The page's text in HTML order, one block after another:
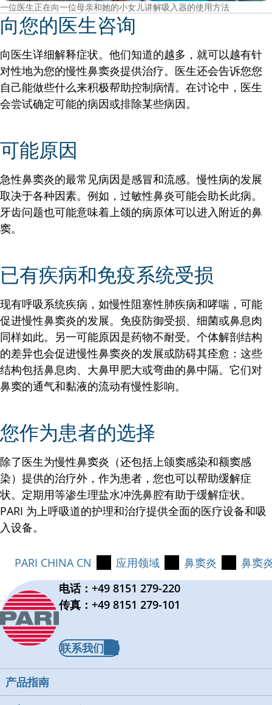
一位医生正在向一位母亲和她的小女儿讲解吸入器的使用方法
向您的医生咨询
向医生详细解释症状。他们知道的越多，就可以越有针
对性地为您的慢性鼻窦炎提供治疗。医生还会告诉您您
自己能做些什么来积极帮助控制病情。在讨论中，医生
会尝试确定可能的病因或排除某些病因。
可能原因
急性鼻窦炎的最常见病因是感冒和流感。慢性病的发展
取决于各种因素。例如，过敏性鼻炎可能会助长此病。
牙齿问题也可能意味着上颌的病原体可以进入附近的鼻
窦。
已有疾病和免疫系统受损
现有呼吸系统疾病，如慢性阻塞性肺疾病和哮喘，可能
促进慢性鼻窦炎的发展。免疫防御受损、细菌或鼻息肉
同样如此。另一可能原因是药物不耐受。个体解剖结构
的差异也会促进慢性鼻窦炎的发展或防碍其痊愈：这些
结构包括鼻息肉、大鼻甲肥大或弯曲的鼻中隔。它们对
鼻窦的通气和黏液的流动有慢性影响。
您作为患者的选择
除了医生为慢性鼻窦炎（还包括上颌窦感染和额窦感
染）提供的治疗外，作为患者，您也可以帮助缓解症
状。定期用等渗生理盐水冲洗鼻腔有助于缓解症状。
PARI 为上呼吸道的护理和治疗提供全面的医疗设备和吸
入设备。
PARI CHINA CN 应用领域 鼻窦炎
鼻窦
电话：+49 8151 279-220
传真：+49 8151 279-101
联系我们
产品指南